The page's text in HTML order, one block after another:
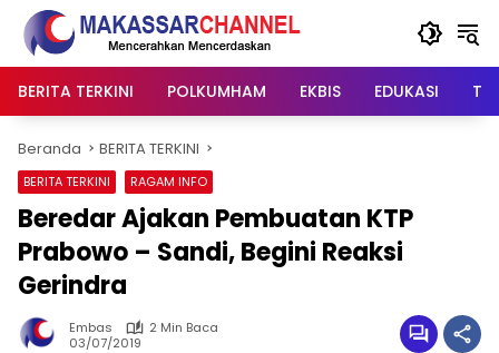
Langsung
konten
BERITA TERKINI
POLKUMHAM EKBIS EDUKASI
Beranda BERITA TERKINI
BERITA TERKINI RAGAM INFO
Beredar Ajakan Pembuatan KTP
Prabowo – Sandi, Begini Reaksi
Gerindra
Embas
2 Min Baca
03/07/2019